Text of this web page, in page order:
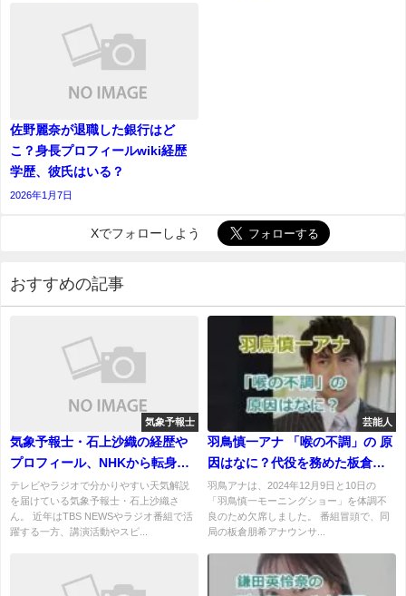
佐野麗奈が退職した銀行はど
こ？身長プロフィールwiki経歴
学歴、彼氏はいる？
2026年1月7日
Xでフォローしよう
おすすめの記事
気象予報士
気象予報士・石上沙織の経歴や
プロフィール、NHKから転身し
た理由を徹底解説！
テレビやラジオで分かりやすい天気解説
を届けている気象予報士・石上沙織さ
ん。 近年はTBS NEWSやラジオ番組で活
躍する一方、講演活動やスピ...
芸能人
羽鳥慎一アナ 「喉の不調」の 原
因はなに？代役を務めた板倉朋
希アナの経歴は？
羽鳥アナは、2024年12月9日と10日の
「羽鳥慎一モーニングショー」を体調不
良のため欠席しました。 番組冒頭で、同
局の板倉朋希アナウンサ...